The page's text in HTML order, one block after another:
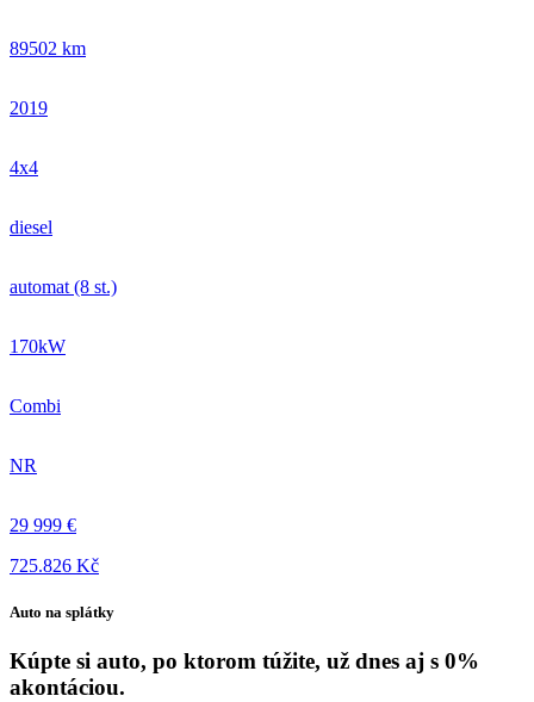
89502 km
2019
4x4
diesel
automat (8 st.)
170kW
Combi
NR
29 999 €
725.826 Kč
Auto na splátky
Kúpte si auto, po ktorom túžite, už dnes aj s 0%
akontáciou.